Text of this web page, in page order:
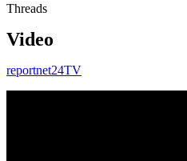
Threads
Video
reportnet24TV